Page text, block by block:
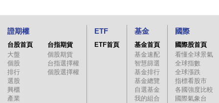
證期權
台股首頁
大盤
個股
排行
選股
興櫃
產業
台指期貨
個股期貨
台指選擇權
個股選擇權
ETF
ETF首頁
基金
基金首頁
基金速配
智慧篩選
基金排行
基金總覽
自選基金
我的組合
國際
國際股首頁
看懂全球景氣
全球指數
全球漲跌
指標看股市
各國強度比較
國際氣象台